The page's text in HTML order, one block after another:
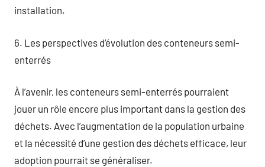
installation.
6. Les perspectives d’évolution des conteneurs semi-
enterrés
À l’avenir, les conteneurs semi-enterrés pourraient
jouer un rôle encore plus important dans la gestion des
déchets. Avec l’augmentation de la population urbaine
et la nécessité d’une gestion des déchets efficace, leur
adoption pourrait se généraliser.